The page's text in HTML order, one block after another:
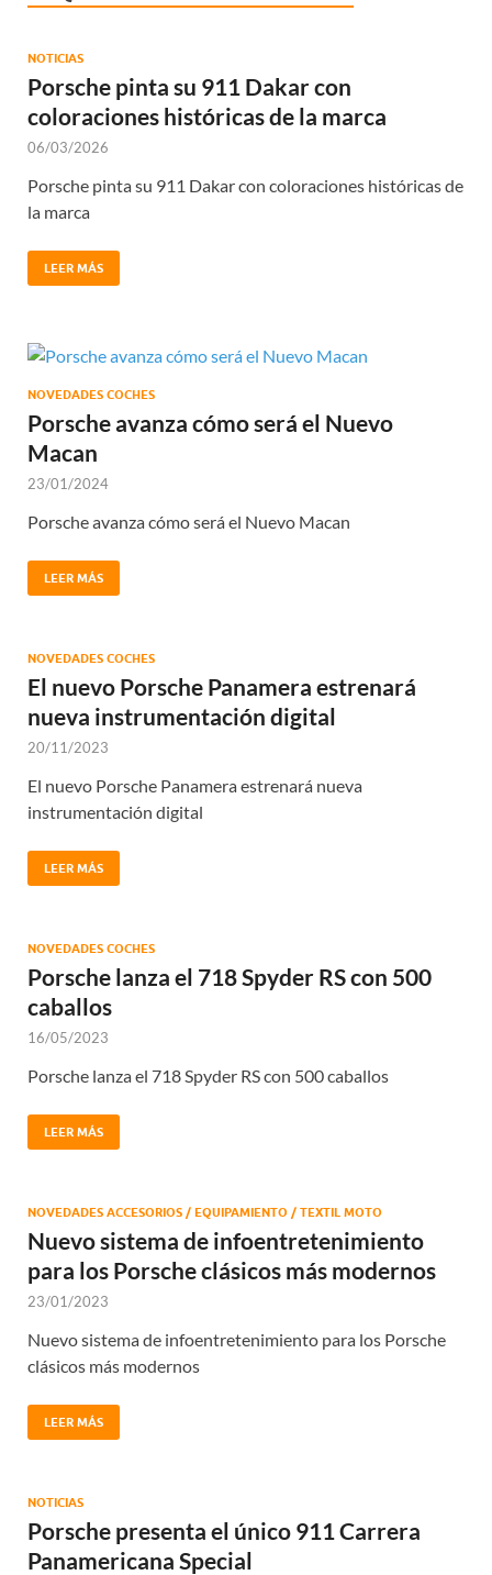
NOTICIAS
Porsche pinta su 911 Dakar con
coloraciones históricas de la marca
06/03/2026
Porsche pinta su 911 Dakar con coloraciones históricas de
la marca
LEER MÁS
NOVEDADES COCHES
Porsche avanza cómo será el Nuevo
Macan
23/01/2024
Porsche avanza cómo será el Nuevo Macan
LEER MÁS
NOVEDADES COCHES
El nuevo Porsche Panamera estrenará
nueva instrumentación digital
20/11/2023
El nuevo Porsche Panamera estrenará nueva
instrumentación digital
LEER MÁS
NOVEDADES COCHES
Porsche lanza el 718 Spyder RS con 500
caballos
16/05/2023
Porsche lanza el 718 Spyder RS con 500 caballos
LEER MÁS
NOVEDADES ACCESORIOS / EQUIPAMIENTO / TEXTIL MOTO
Nuevo sistema de infoentretenimiento
para los Porsche clásicos más modernos
23/01/2023
Nuevo sistema de infoentretenimiento para los Porsche
clásicos más modernos
LEER MÁS
NOTICIAS
Porsche presenta el único 911 Carrera
Panamericana Special